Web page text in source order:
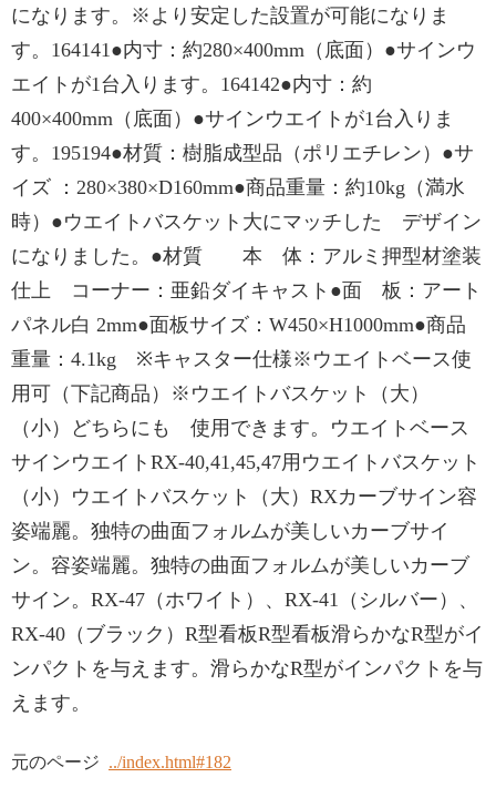
になります。※より安定した設置が可能になりま
す。164141●内寸：約280×400mm（底面）●サインウ
エイトが1台入ります。164142●内寸：約
400×400mm（底面）●サインウエイトが1台入りま
す。195194●材質：樹脂成型品（ポリエチレン）●サ
イズ ：280×380×D160mm●商品重量：約10kg（満水
時）●ウエイトバスケット大にマッチした デザイン
になりました。●材質 本 体：アルミ押型材塗装
仕上 コーナー：亜鉛ダイキャスト●面 板：アート
パネル白 2mm●面板サイズ：W450×H1000mm●商品
重量：4.1kg ※キャスター仕様※ウエイトベース使
用可（下記商品）※ウエイトバスケット（大）
（小）どちらにも 使用できます。ウエイトベース
サインウエイトRX-40,41,45,47用ウエイトバスケット
（小）ウエイトバスケット（大）RXカーブサイン容
姿端麗。独特の曲面フォルムが美しいカーブサイ
ン。容姿端麗。独特の曲面フォルムが美しいカーブ
サイン。RX-47（ホワイト）、RX-41（シルバー）、
RX-40（ブラック）R型看板R型看板滑らかなR型がイ
ンパクトを与えます。滑らかなR型がインパクトを与
えます。
元のページ ../index.html#182